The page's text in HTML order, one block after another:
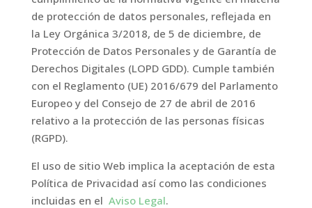
de protección de datos personales, reflejada en
la Ley Orgánica 3/2018, de 5 de diciembre, de
Protección de Datos Personales y de Garantía de
Derechos Digitales (LOPD GDD). Cumple también
con el Reglamento (UE) 2016/679 del Parlamento
Europeo y del Consejo de 27 de abril de 2016
relativo a la protección de las personas físicas
(RGPD).
El uso de sitio Web implica la aceptación de esta
Política de Privacidad así como las condiciones
incluidas en el Aviso Legal.